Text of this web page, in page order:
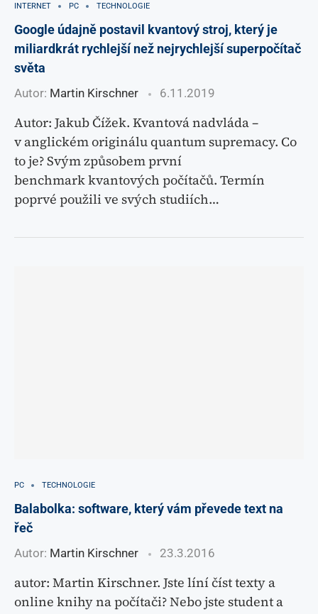
INTERNET PC TECHNOLOGIE
Google údajně postavil kvantový stroj, který je
miliardkrát rychlejší než nejrychlejší superpočítač
světa
Autor: Martin Kirschner 6.11.2019
Autor: Jakub Čížek. Kvantová nadvláda –
v anglickém originálu quantum supremacy. Co
to je? Svým způsobem první
benchmark kvantových počítačů. Termín
poprvé použili ve svých studiích…
PC TECHNOLOGIE
Balabolka: software, který vám převede text na
řeč
Autor: Martin Kirschner 23.3.2016
autor: Martin Kirschner. Jste líní číst texty a
online knihy na počítači? Nebo jste student a